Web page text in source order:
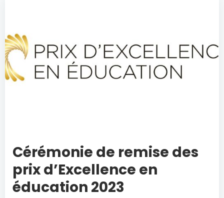
Cérémonie de remise des
prix d’Excellence en
éducation 2023